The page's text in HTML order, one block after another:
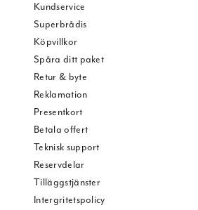
Kundservice
Superbrådis
Köpvillkor
Spåra ditt paket
Retur & byte
Reklamation
Presentkort
Betala offert
Teknisk support
Reservdelar
Tilläggstjänster
Intergritetspolicy